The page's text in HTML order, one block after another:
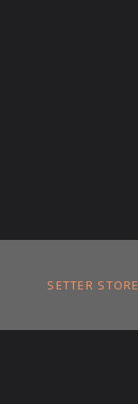
SETTER STORE